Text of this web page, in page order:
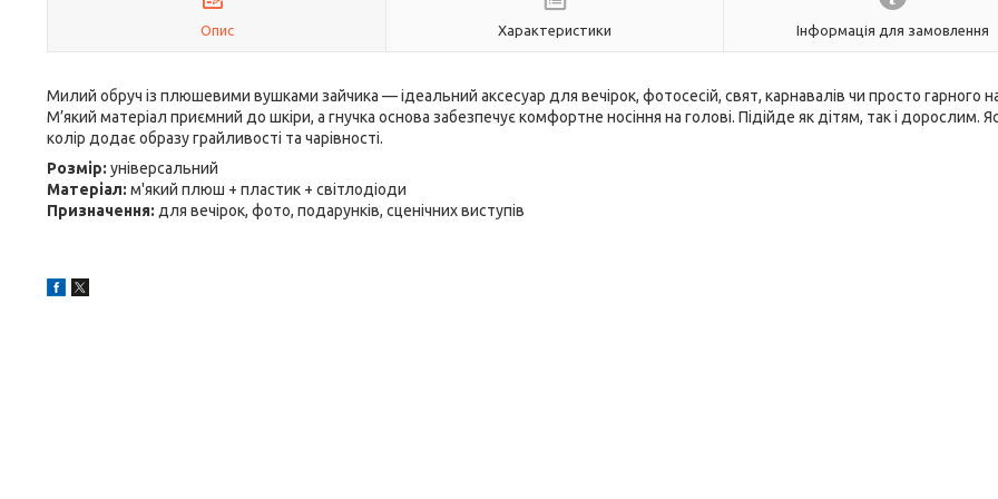
Опис Характеристики Інформація для замовлення
Милий обруч із плюшевими вушками зайчика — ідеальний аксесуар для вечірок, фотосесій, свят, карнавалів чи просто гарного
М’який матеріал приємний до шкіри, а гнучка основа забезпечує комфортне носіння на голові. Підійде як дітям, так і дорослим.
колір додає образу грайливості та чарівності.
Розмір: універсальний
Матеріал: м'який плюш + пластик + світлодіоди
Призначення: для вечірок, фото, подарунків, сценічних виступів